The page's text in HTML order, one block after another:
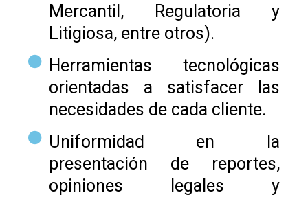
Mercantil, Regulatoria y
Litigiosa, entre otros).
Herramientas tecnológicas
orientadas a satisfacer las
necesidades de cada cliente.
Uniformidad en la
presentación de reportes,
opiniones legales y